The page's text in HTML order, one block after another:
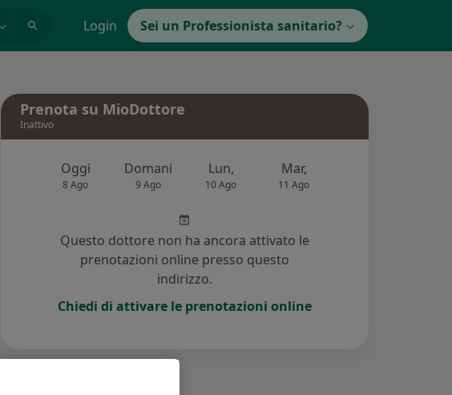
Login Sei un Professionista sanitario?
Prenota su MioDottore
Inattivo
Oggi
8 Ago
Domani
9 Ago
Lun,
10 Ago
Mar,
11 Ago
Questo dottore non ha ancora attivato le
prenotazioni online presso questo
indirizzo.
Chiedi di attivare le prenotazioni online